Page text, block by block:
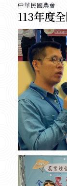
中華民國農會
113年度